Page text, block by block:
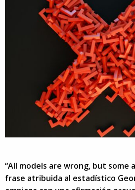
“All models are wrong, but some
frase atribuida al estadístico